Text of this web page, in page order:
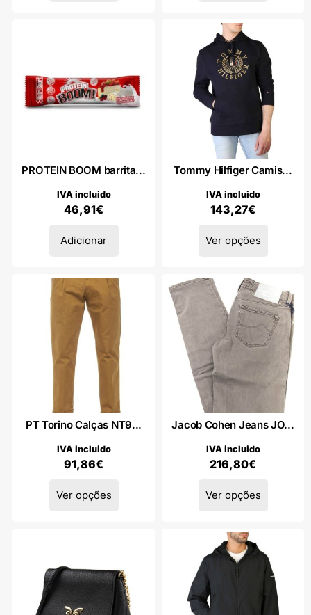
PROTEIN BOOM barrita...
46,91€
IVA incluido
Adicionar
Tommy Hilfiger Camis...
143,27€
IVA incluido
Ver opções
PT Torino Calças NT9...
91,86€
IVA incluido
Ver opções
Jacob Cohen Jeans JO...
216,80€
IVA incluido
Ver opções